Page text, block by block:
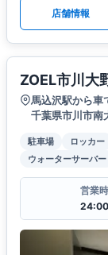
店舗情報
ZOEL市川大
馬込沢駅から車
千葉県市川市
駐車場 ロッカー
ウォーターサーバー
営業